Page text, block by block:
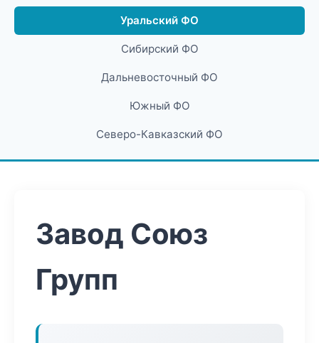
Уральский ФО
Сибирский ФО
Дальневосточный ФО
Южный ФО
Северо-Кавказский ФО
Завод Союз
Групп